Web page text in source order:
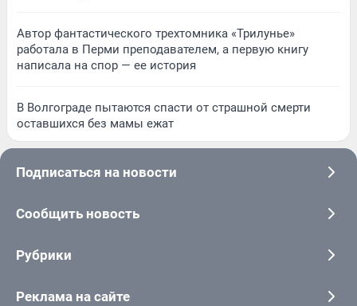
Автор фантастического трехтомника «Трилунье»
работала в Перми преподавателем, а первую книгу
написала на спор — ее история
В Волгограде пытаются спасти от страшной смерти
оставшихся без мамы ежат
Подписаться на новости
Сообщить новость
Рубрики
Реклама на сайте